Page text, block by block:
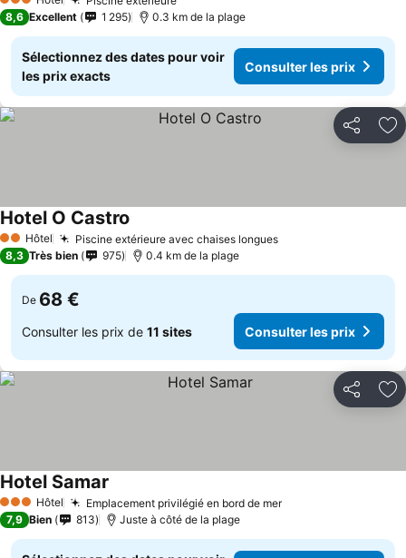
3 Étoiles
8,6 Excellent 1 295 0.3 km de la plage
Sélectionnez des dates pour voir
les prix exacts
Consulter les prix
Partager
2 Étoiles
Hôtel Piscine extérieure avec chaises longuesConsulter les prix
Hotel O Castro
8,3 Très bien 975 0.4 km de la plage
De 68 €
Consulter les prix de 11 sites Consulter les prix
Partager
3 ÉtoilesHôtel Emplacement privilégié en bord de merConsulter les prix
Hotel Samar
7,9 Bien 813 Juste à côté de la plage